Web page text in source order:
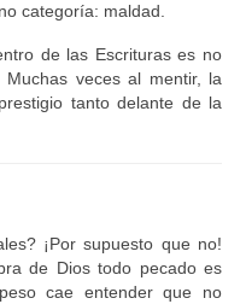
categoría: maldad.
de las Escrituras es no
veces al mentir, la
tanto delante de la
¡Por supuesto que no!
de Dios todo pecado es
cae entender que no